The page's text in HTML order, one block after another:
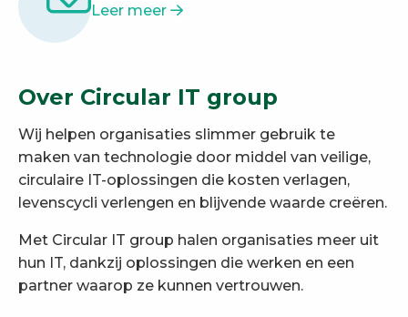
Leer meer
Over Circular IT group
Wij helpen organisaties slimmer gebruik te
maken van technologie door middel van veilige,
circulaire IT-oplossingen die kosten verlagen,
levenscycli verlengen en blijvende waarde creëren.
Met Circular IT group halen organisaties meer uit
hun IT, dankzij oplossingen die werken en een
partner waarop ze kunnen vertrouwen.